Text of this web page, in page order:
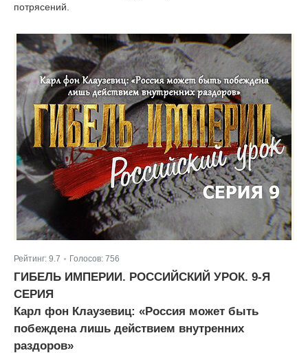
потрясений.
Рейтинг: 9.7 Голосов: 756
ГИБЕЛЬ ИМПЕРИИ. РОССИЙСКИЙ УРОК. 9-Я
СЕРИЯ
Карл фон Клаузевиц: «Россия может быть
побеждена лишь действием внутренних
раздоров»